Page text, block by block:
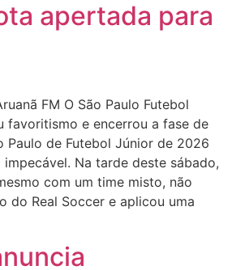
apertada para
FM O São Paulo Futebol
favoritismo e encerrou a fase de
Paulo de Futebol Júnior de 2026
Na tarde deste sábado,
com um time misto, não
do Real Soccer e aplicou uma